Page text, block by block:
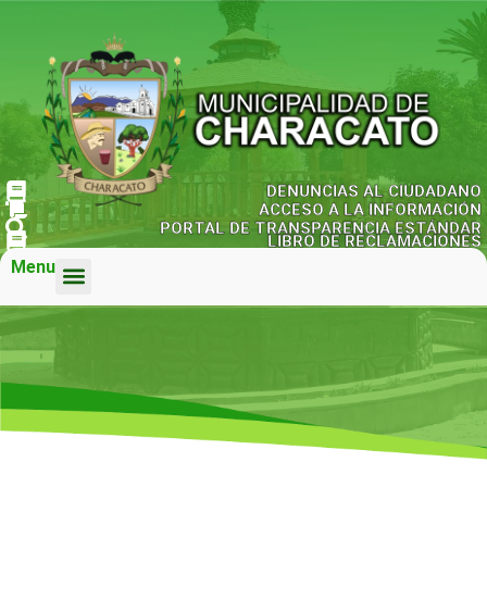
DENUNCIAS AL CIUDADANO
ACCESO A LA INFORMACIÓN
PORTAL DE TRANSPARENCIA ESTÁNDAR
LIBRO DE RECLAMACIONES
Menu